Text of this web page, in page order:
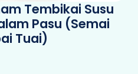
Tembikai Susu
Pasu (Semai
Tuai)